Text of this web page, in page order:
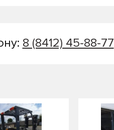
8 (8412) 45-88-77